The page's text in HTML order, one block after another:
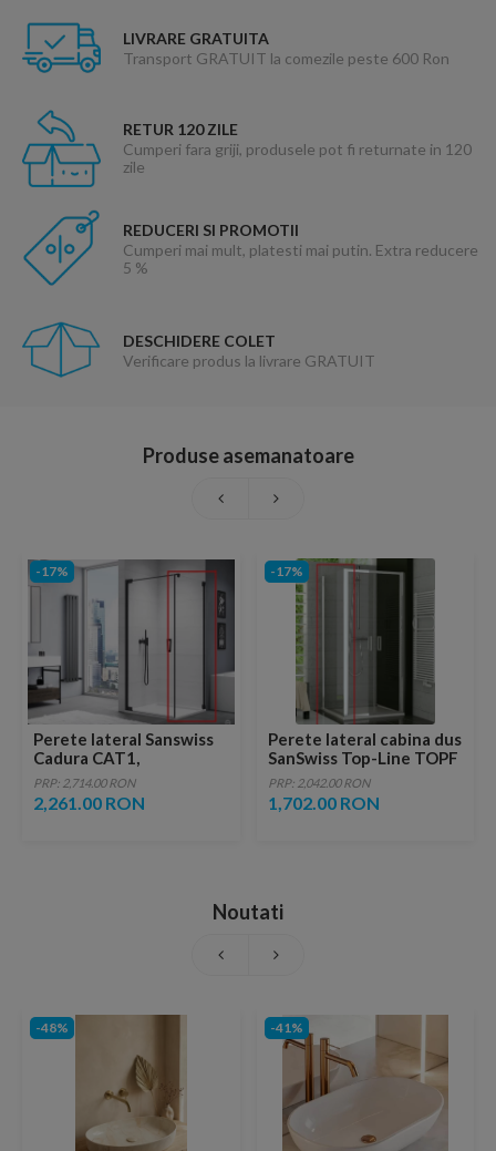
LIVRARE GRATUITA
Transport GRATUIT la comezile peste 600 Ron
RETUR 120 ZILE
Cumperi fara griji, produsele pot fi returnate in 120
zile
REDUCERI SI PROMOTII
Cumperi mai mult, platesti mai putin. Extra reducere
5 %
DESCHIDERE COLET
Verificare produs la livrare GRATUIT
Produse asemanatoare
-17%
Perete lateral Sanswiss
Cadura CAT1,
110xH200cm, profil
negru mat
PRP: 2,714.00 RON
2,261.00 RON
-17%
Perete lateral cabina dus
SanSwiss Top-Line TOPF
120xH190
PRP: 2,042.00 RON
1,702.00 RON
Noutati
-48% -41%